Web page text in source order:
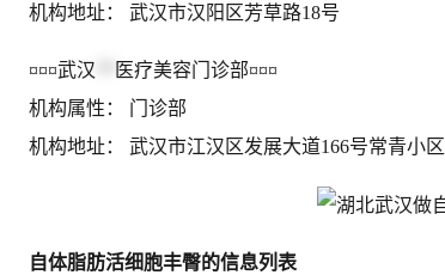
机构地址： 武汉市汉阳区芳草路18号
¤¤¤武汉
医疗美容门诊部¤¤¤
机构属性： 门诊部
机构地址： 武汉市江汉区发展大道166号常青小区
自体脂肪活细胞丰臀的信息列表